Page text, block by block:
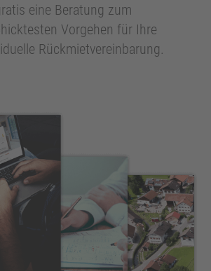
eine Beratung zum
Vorgehen für Ihre
Rückmietvereinbarung.